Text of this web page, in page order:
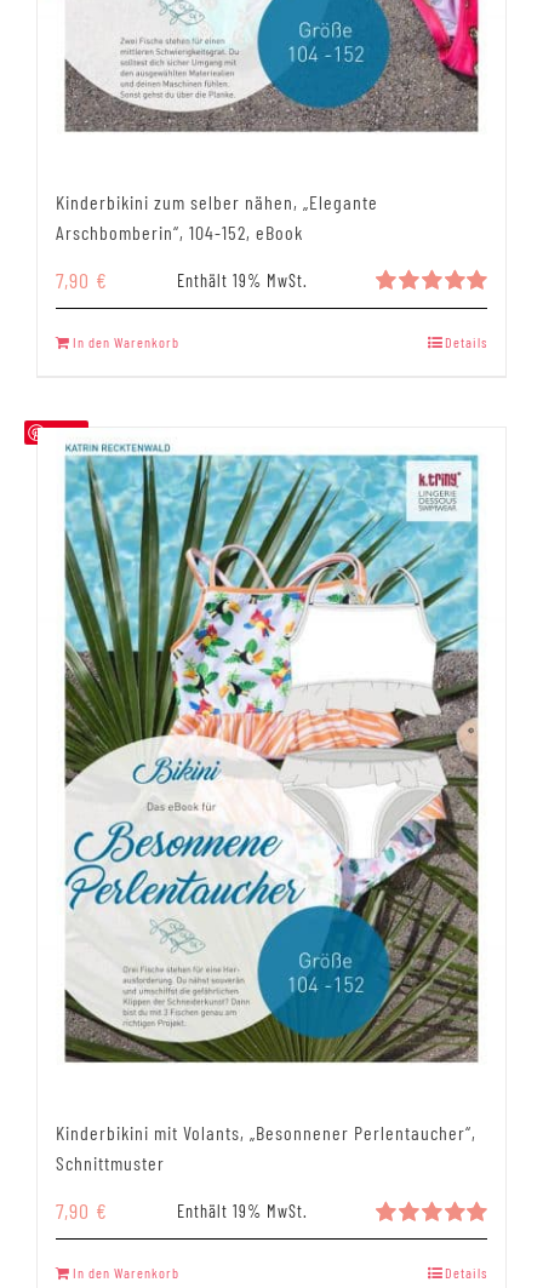
Kinderbikini zum selber nähen, „Elegante
Arschbomberin“, 104-152, eBook
Bewertet
5.00
7,90 € Enthält 19% MwSt.
In den Warenkorb Details
Save
Kinderbikini mit Volants, „Besonnener Perlentaucher“,
Schnittmuster
Bewertet
5.00
7,90 € Enthält 19% MwSt.
In den Warenkorb Details